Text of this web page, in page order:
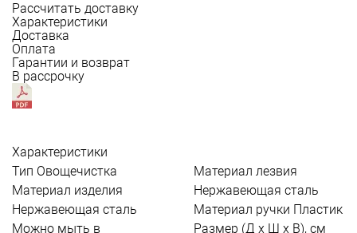
Рассчитать доставку
Характеристики
Доставка
Оплата
Гарантии и возврат
В рассрочку
Характеристики
Тип Овощечистка
Материал изделия
Нержавеющая сталь
Можно мыть в
Материал лезвия
Нержавеющая сталь
Материал ручки Пластик
Размер (Д х Ш х В), см